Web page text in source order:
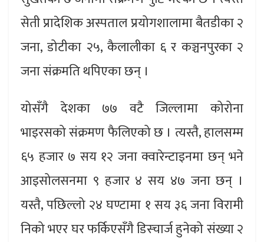
सेती प्रादेशिक अस्पताल प्रयोगशालामा बैतडीका २
जना, डोटीका २५, कैलालीका ६ र कञ्चनपुरका २
जना संक्रमति थपिएका छन् ।
योसँगै देशका ७७ वटै जिल्लामा कोरोना
भाइरसको संक्रमण फैलिएको छ । त्यस्तै, हालसम्म
६५ हजार ७ सय १२ जना क्वारेन्टाइनमा छन् भने
आइसोलसनमा ९ हजार ४ सय ४७ जना छन् ।
यस्तै, पछिल्लो २४ घण्टामा १ सय ३६ जना विरामी
निको भएर घर फर्किएसँगै डिस्चार्ज हुनेको संख्या २